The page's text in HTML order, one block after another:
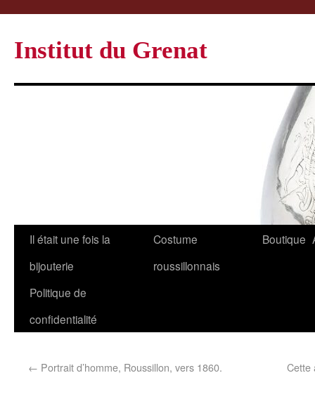
Institut du Grenat
Il était une fois la
bijouterie
Costume
roussillonnais
Boutique
Politique de
confidentialité
← Portrait d’homme, Roussillon, vers 1860. Cette